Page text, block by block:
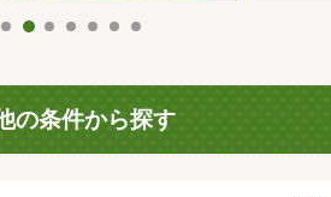
の条件から探す